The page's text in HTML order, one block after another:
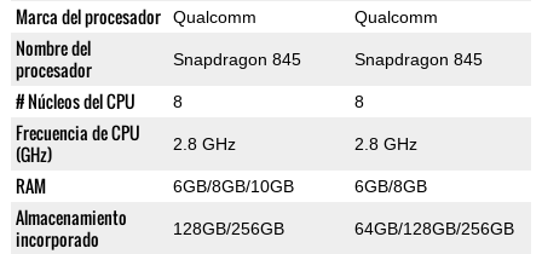
Marca del procesador Qualcomm Qualcomm
Nombre del
procesador
Snapdragon 845 Snapdragon 845
# Núcleos del CPU 8 8
Frecuencia de CPU
(GHz)
2.8 GHz 2.8 GHz
RAM 6GB/8GB/10GB 6GB/8GB
Almacenamiento
incorporado
128GB/256GB 64GB/128GB/256GB